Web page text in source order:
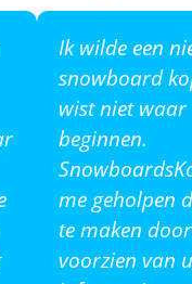
Ik wilde een
snowboard
wist niet waar
beginnen.
me geholpen
te maken
voorzien van